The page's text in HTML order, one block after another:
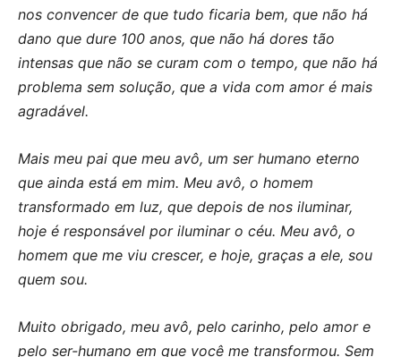
nos convencer de que tudo ficaria bem, que não há
dano que dure 100 anos, que não há dores tão
intensas que não se curam com o tempo, que não há
problema sem solução, que a vida com amor é mais
agradável.
Mais meu pai que meu avô, um ser humano eterno
que ainda está em mim. Meu avô, o homem
transformado em luz, que depois de nos iluminar,
hoje é responsável por iluminar o céu. Meu avô, o
homem que me viu crescer, e hoje, graças a ele, sou
quem sou.
Muito obrigado, meu avô, pelo carinho, pelo amor e
pelo ser-humano em que você me transformou. Sem